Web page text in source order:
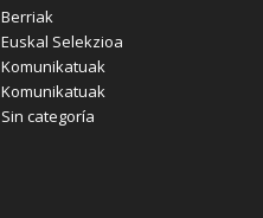
Berriak
Euskal Selekzioa
Komunikatuak
Komunikatuak
Sin categoría